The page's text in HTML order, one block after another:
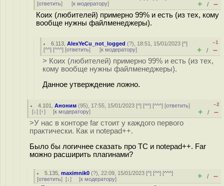
[ответить] [к модератору] + / –
Коих (любителей) примерно 99% и есть (из тех, кому
вообще нужны файлменеджеры).
6.113 ,AlexYeCu_not_logged (?), 18:51, 15/01/2023 [^]
[^^] [^^^] [ответить] [к модератору]
–1
+ / –
> Коих (любителей) примерно 99% и есть (из тех,
кому вообще нужны файлменеджеры).
Данное утверждение ложно.
4.101 ,Аноним (95), 17:55, 15/01/2023 [^] [^^] [^^^] [ответить]
[↓] [↑] [к модератору]
–2
+ / –
>У нас в конторе far стоит у каждого первого
практически. Как и notepad++.
Было бы логичнее сказать про TC и notepad++. Far
можно расширить плагинами?
5.135 ,maximnik0 (?), 22:09, 15/01/2023 [^] [^^] [^^^]
[ответить] [↓] [к модератору] + / –